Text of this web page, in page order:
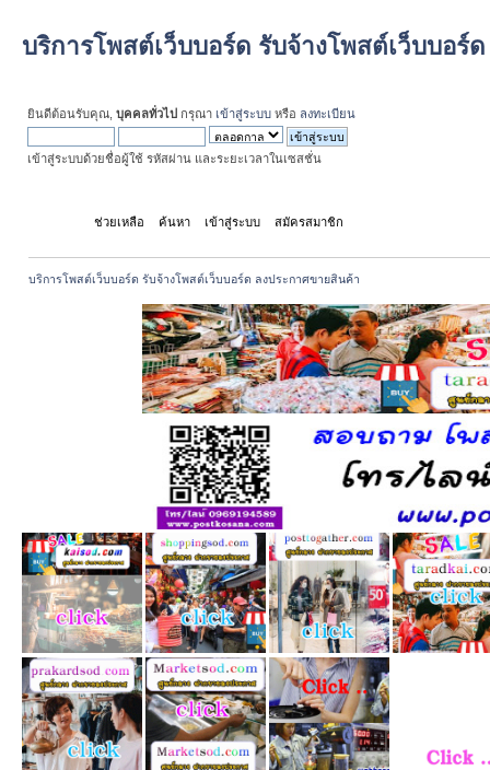
บริการโพสต์เว็บบอร์ด รับจ้างโพสต์เว็บบอร์
ยินดีต้อนรับคุณ, บุคคลทั่วไป กรุณา เข้าสู่ระบบ หรือ ลงทะเบียน
เข้าสู่ระบบด้วยชื่อผู้ใช้ รหัสผ่าน และระยะเวลาในเซสชั่น
ช่วยเหลือ ค้นหา เข้าสู่ระบบ สมัครสมาชิก
บริการโพสต์เว็บบอร์ด รับจ้างโพสต์เว็บบอร์ด ลงประกาศขายสินค้า